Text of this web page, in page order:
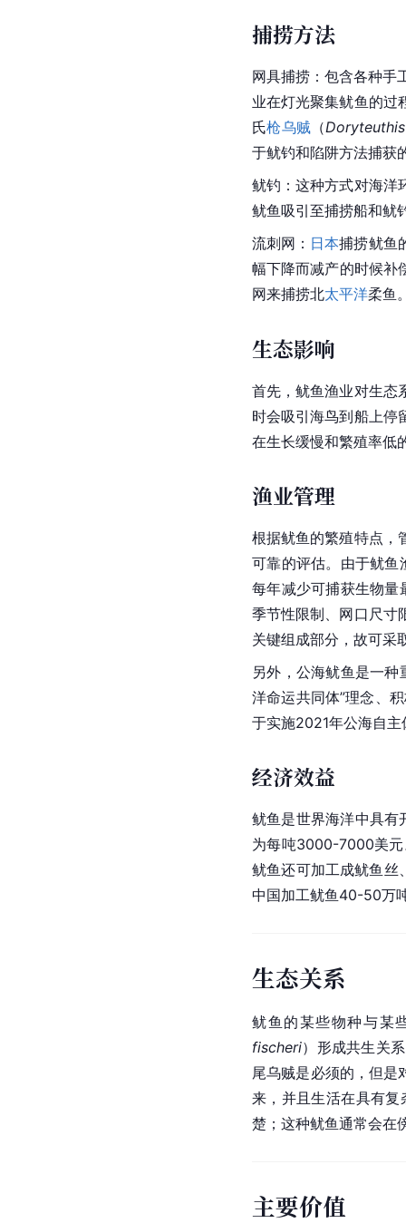
捕捞方法
网具捕捞：包含各种手
业在灯光聚集鱿鱼的过
氏枪乌贼 （
于鱿钓和陷阱方法捕获
鱿钓：这种方式对海洋
鱿鱼吸引至捕捞船和鱿
流刺网 ： 日本捕捞鱿鱼
幅下降而减产的时候补
网来捕捞北太平洋柔鱼
生态影响
首先，鱿鱼渔业对生态
时会吸引海鸟到船上停
在生长缓慢和繁殖率低
渔业管理
根据鱿鱼的繁殖特点，
可靠的评估。由于鱿
每年减少可捕获生物量
季节性限制、网口尺寸
关键组成部分，故可采
另外，公海鱿鱼是一种
洋命运共同体”理念、
于实施2021年公海自
经济效益
鱿鱼是世界海洋中具有
为每吨3000-7000美元
鱿鱼还可加工成鱿鱼丝
中国加工鱿鱼40-50万
生态关系
鱿鱼的某些物种与某
fischeri）形成共生关
尾乌贼是必须的，但是
来，并且生活在具有复
楚；这种鱿鱼通常会在
主要价值